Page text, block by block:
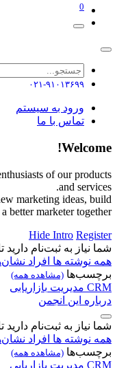
0
۰۲۱-۹۱۰۱۳۶۹۹
ورود به سیستم
تماس با ما
Welcome!
of our products
and services.
marketing ideas, build
better marketer together.
Hide Intro Register
شما نیاز به ثبت‌نام دارید
همه نوشته ها افراد
برچسب‌ها (مشاهده همه)
CRM مدیریت بازاریابی
درباره این انجمن
شما نیاز به ثبت‌نام دارید
همه نوشته ها افراد
برچسب‌ها (مشاهده همه)
CRM مدیریت بازاریابی